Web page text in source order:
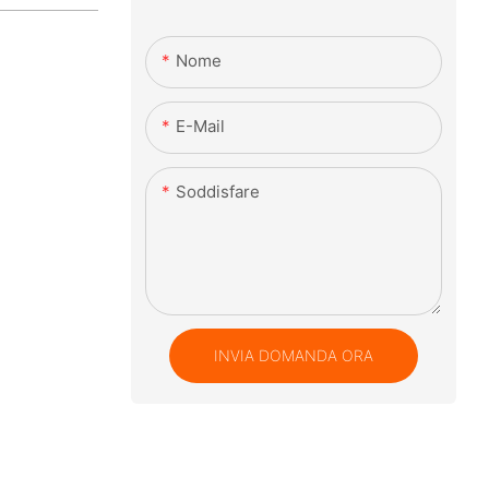
Nome
E-Mail
Soddisfare
INVIA DOMANDA ORA